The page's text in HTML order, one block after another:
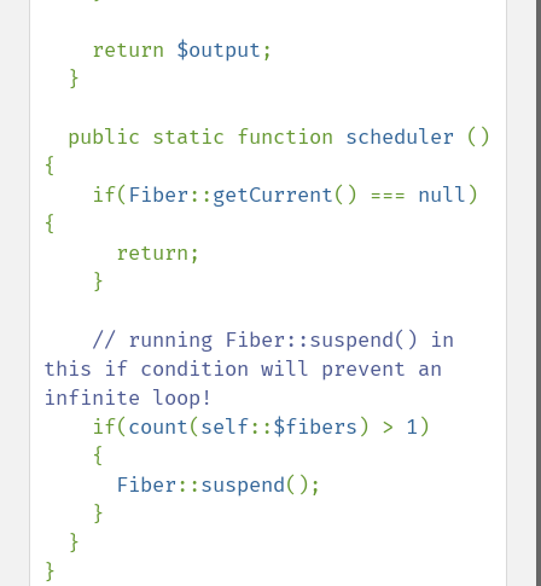
    return
$output;
  public static function
scheduler ()
{
    if(
Fiber::getCurrent() === null )
{
// running Fiber::suspend() in
this if condition will prevent an
infinite loop!
if(count(self::$fibers ) > 1 )
Fiber::suspend();
}